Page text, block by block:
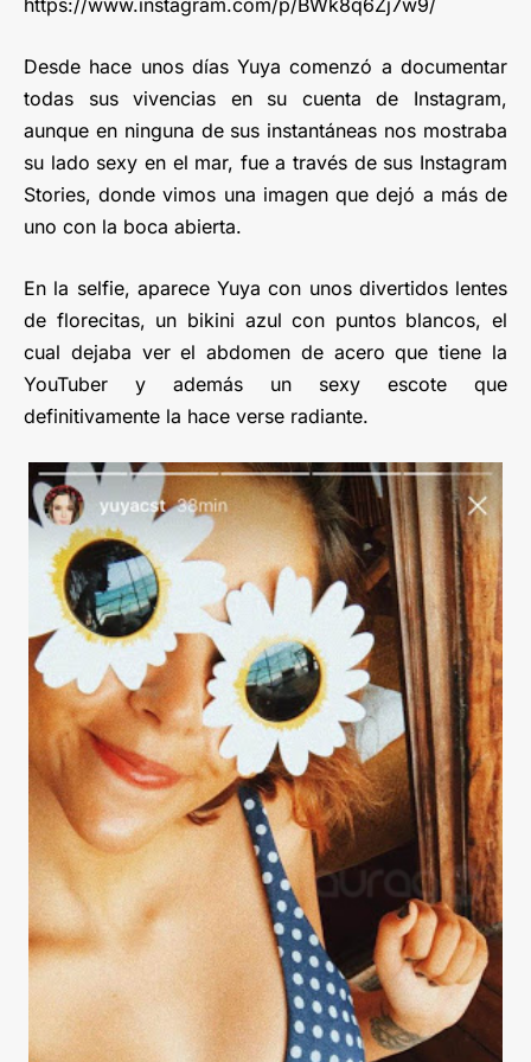
https://www.instagram.com/p/BWk8q6Zj7w9/
Desde hace unos días Yuya comenzó a documentar
todas sus vivencias en su cuenta de Instagram,
aunque en ninguna de sus instantáneas nos mostraba
su lado sexy en el mar, fue a través de sus Instagram
Stories, donde vimos una imagen que dejó a más de
uno con la boca abierta.
En la selfie, aparece Yuya con unos divertidos lentes
de florecitas, un bikini azul con puntos blancos, el
cual dejaba ver el abdomen de acero que tiene la
YouTuber y además un sexy escote que
definitivamente la hace verse radiante.